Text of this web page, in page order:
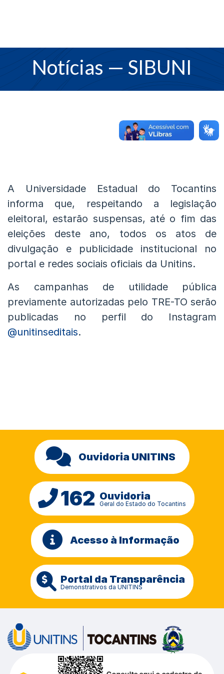
Notícias — SIBUNI
A Universidade Estadual do Tocantins
informa que, respeitando a legislação
eleitoral, estarão suspensas, até o fim das
eleições deste ano, todos os atos de
divulgação e publicidade institucional no
portal e redes sociais oficiais da Unitins.
As campanhas de utilidade pública
previamente autorizadas pelo TRE-TO serão
publicadas no perfil do Instagram
@unitinseditais.
Ouvidoria UNITINS
162 Ouvidoria
Geral do Estado do Tocantins
Acesso à Informação
Portal da Transparência
Demonstrativos da UNITINS